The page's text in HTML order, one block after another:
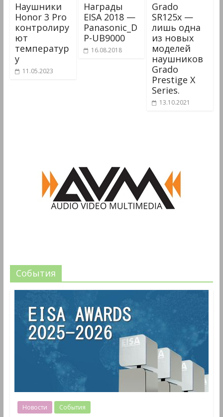
Наушники
Honor 3 Pro
контролиру
ют
температур
у
11.05.2023
Награды
EISA 2018 —
Panasonic_D
P-UB9000
16.08.2018
Grado
SR125x —
лишь одна
из новых
моделей
наушников
Grado
Prestige X
Series.
13.10.2021
События
Новости События